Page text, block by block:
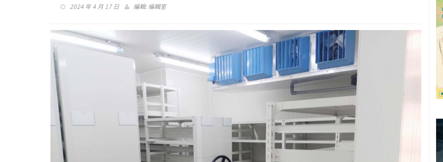
2024 年 4 月 17 日 編輯:編輯室